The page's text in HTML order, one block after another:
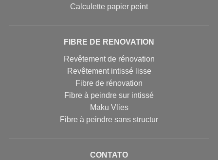
Calculette papier peint
FIBRE DE RENOVATION
Revêtement de rénovation
Revêtement intissé lisse
Fibre de rénovation
Fibre à peindre sur intissé
Maku Vlies
Fibre à peindre sans structur
CONTATO